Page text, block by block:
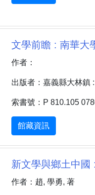
文學前瞻 : 南華大
作者：
出版者：嘉義縣大林鎮
索書號：P 810.105
館藏資訊
新文學與鄉土中國
作者：趙, 學勇, 著